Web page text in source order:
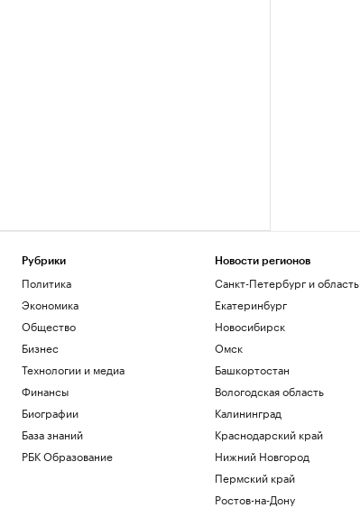
Рубрики
Политика
Экономика
Общество
Бизнес
Технологии и медиа
Финансы
Биографии
База знаний
РБК Образование
Новости регионов
Санкт-Петербург и область
Екатеринбург
Новосибирск
Омск
Башкортостан
Вологодская область
Калининград
Краснодарский край
Нижний Новгород
Пермский край
Ростов-на-Дону